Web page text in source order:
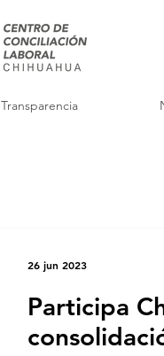
Transparencia
Participa
26 jun 2023